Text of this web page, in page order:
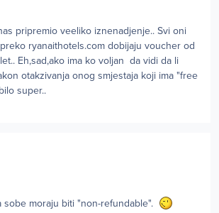
pripremio veeliko iznenadjenje.. Svi oni
ryanaithotels.com dobijaju voucher od
Eh,sad,ako ima ko voljan da vidi da li
otakzivanja onog smjestaja koji ima "free
super..
sobe moraju biti "non-refundable".